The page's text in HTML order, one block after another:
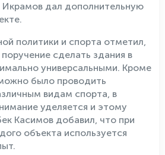
дал дополнительную
политики и спорта отметил,
сделать здания в
универсальными. Кроме
было проводить
видам спорта, в
уделяется и этому
Касимов добавил, что при
объекта используется